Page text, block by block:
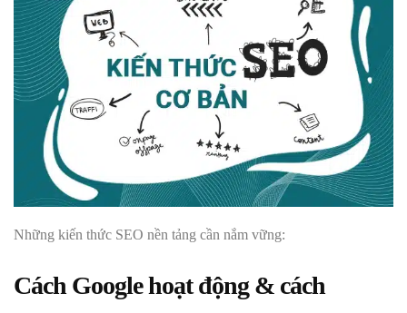
Những kiến thức SEO nền tảng cần nắm vững:
Cách Google hoạt động & cách